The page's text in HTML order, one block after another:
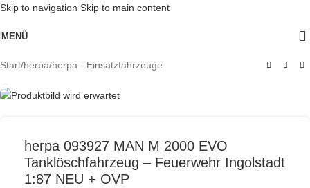
Skip to navigation Skip to main content
MENÜ
Start/herpa/herpa - Einsatzfahrzeuge
Ausverkauft
herpa 093927 MAN M 2000 EVO
Tanklöschfahrzeug – Feuerwehr Ingolstadt
1:87 NEU + OVP